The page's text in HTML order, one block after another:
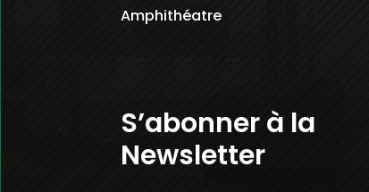
Amphithéatre
S’abonner à la
Newsletter